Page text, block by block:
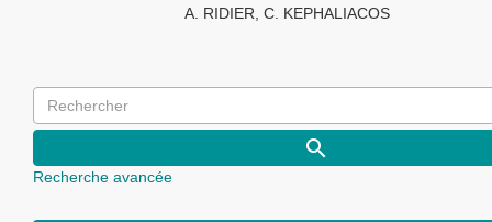
A. RIDIER, C. KEPHALIACOS
Recherche avancée